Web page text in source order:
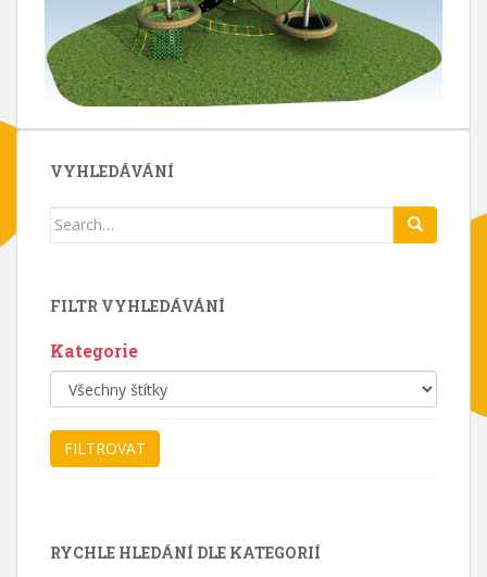
VYHLEDÁVÁNÍ
Search
FILTR VYHLEDÁVÁNÍ
Kategorie
RYCHLE HLEDÁNÍ DLE KATEGORIÍ